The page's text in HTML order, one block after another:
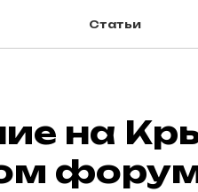
Статьи
на